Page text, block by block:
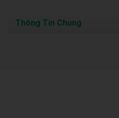
Thông Tin Chung